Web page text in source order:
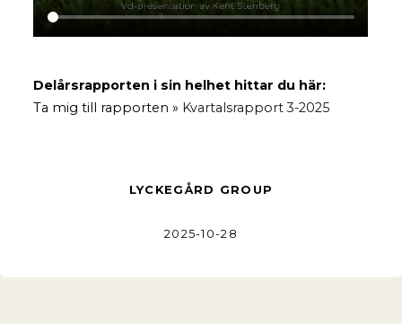
Delårsrapporten i sin helhet hittar du här:
Ta mig till rapporten » Kvartalsrapport 3-2025
LYCKEGÅRD GROUP
2025-10-28